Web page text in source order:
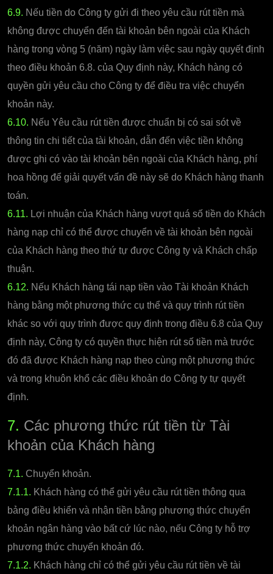
6.9. Nếu tiền do Công ty gửi đi theo yêu cầu rút tiền mà
không được chuyển đến tài khoản bên ngoài của Khách
hàng trong vòng 5 (năm) ngày làm việc sau ngày quyết định
theo điều khoản 6.8. của Quy định này, Khách hàng có
quyền gửi yêu cầu cho Công ty để điều tra việc chuyển
khoản này.
6.10. Nếu Yêu cầu rút tiền được chuẩn bị có sai sót về
thông tin chi tiết của tài khoản, dẫn đến việc tiền không
được ghi có vào tài khoản bên ngoài của Khách hàng, phí
hoa hồng để giải quyết vấn đề này sẽ do Khách hàng thanh
toán.
6.11. Lợi nhuận của Khách hàng vượt quá số tiền do Khách
hàng nạp chỉ có thể được chuyển về tài khoản bên ngoài
của Khách hàng theo thứ tự được Công ty và Khách chấp
thuận.
6.12. Nếu Khách hàng tái nạp tiền vào Tài khoản Khách
hàng bằng một phương thức cụ thể và quy trình rút tiền
khác so với quy trình được quy định trong điều 6.8 của Quy
định này, Công ty có quyền thực hiện rút số tiền mà trước
đó đã được Khách hàng nạp theo cùng một phương thức
và trong khuôn khổ các điều khoản do Công ty tự quyết
định.
7. Các phương thức rút tiền từ Tài
khoản của Khách hàng
7.1. Chuyển khoản.
7.1.1. Khách hàng có thể gửi yêu cầu rút tiền thông qua
bảng điều khiển và nhận tiền bằng phương thức chuyển
khoản ngân hàng vào bất cứ lúc nào, nếu Công ty hỗ trợ
phương thức chuyển khoản đó.
7.1.2. Khách hàng chỉ có thể gửi yêu cầu rút tiền về tài